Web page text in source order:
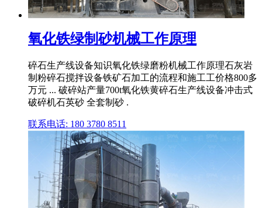
氧化铁绿制砂机械工作原理
碎石生产线设备知识氧化铁绿磨粉机械工作原理石灰岩
制粉碎石搅拌设备铁矿石加工的流程和施工工价格800多
万元 ... 破碎站产量700t氧化铁黄碎石生产线设备冲击式
破碎机石英砂 全套制砂 .
联系电话: 180 3780 8511